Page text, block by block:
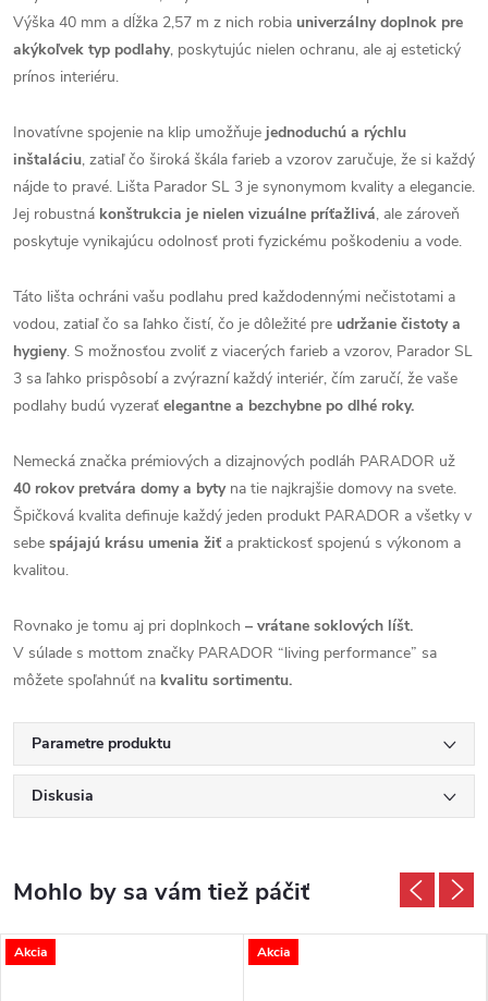
Výška 40 mm a dĺžka 2,57 m z nich robia univerzálny doplnok pre
akýkoľvek typ podlahy, poskytujúc nielen ochranu, ale aj estetický
prínos interiéru.
Inovatívne spojenie na klip umožňuje jednoduchú a rýchlu
inštaláciu, zatiaľ čo široká škála farieb a vzorov zaručuje, že si každý
nájde to pravé. Lišta Parador SL 3 je synonymom kvality a elegancie.
Jej robustná konštrukcia je nielen vizuálne príťažlivá, ale zároveň
poskytuje vynikajúcu odolnosť proti fyzickému poškodeniu a vode.
Táto lišta ochráni vašu podlahu pred každodennými nečistotami a
vodou, zatiaľ čo sa ľahko čistí, čo je dôležité pre udržanie čistoty a
hygieny. S možnosťou zvoliť z viacerých farieb a vzorov, Parador SL
3 sa ľahko prispôsobí a zvýrazní každý interiér, čím zaručí, že vaše
podlahy budú vyzerať elegantne a bezchybne po dlhé roky.
Nemecká značka prémiových a dizajnových podláh PARADOR už
40 rokov pretvára domy a byty na tie najkrajšie domovy na svete.
Špičková kvalita definuje každý jeden produkt PARADOR a všetky v
sebe spájajú krásu umenia žiť a praktickosť spojenú s výkonom a
kvalitou.
Rovnako je tomu aj pri doplnkoch – vrátane soklových líšt.
V súlade s mottom značky PARADOR “living performance” sa
môžete spoľahnúť na kvalitu sortimentu.
Parametre produktu
Diskusia
Akcia Akcia